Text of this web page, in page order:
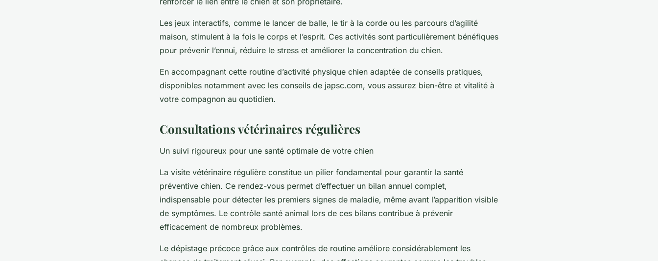
Les jeux interactifs, comme le lancer de balle, le tir à la corde ou les parcours d’agilité
maison, stimulent à la fois le corps et l’esprit. Ces activités sont particulièrement bénéfiques
pour prévenir l’ennui, réduire le stress et améliorer la concentration du chien.
En accompagnant cette routine d’activité physique chien adaptée de conseils pratiques,
disponibles notamment avec les conseils de japsc.com, vous assurez bien-être et vitalité à
votre compagnon au quotidien.
Consultations vétérinaires régulières
Un suivi rigoureux pour une santé optimale de votre chien
La visite vétérinaire régulière constitue un pilier fondamental pour garantir la santé
préventive chien. Ce rendez-vous permet d’effectuer un bilan annuel complet,
indispensable pour détecter les premiers signes de maladie, même avant l’apparition visible
de symptômes. Le contrôle santé animal lors de ces bilans contribue à prévenir
efficacement de nombreux problèmes.
Le dépistage précoce grâce aux contrôles de routine améliore considérablement les